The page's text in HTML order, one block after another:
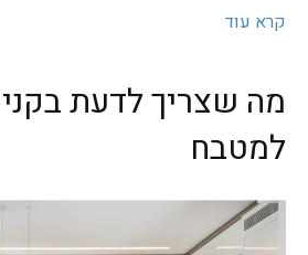
קרא עוד
מה שצריך לדעת
למטבח